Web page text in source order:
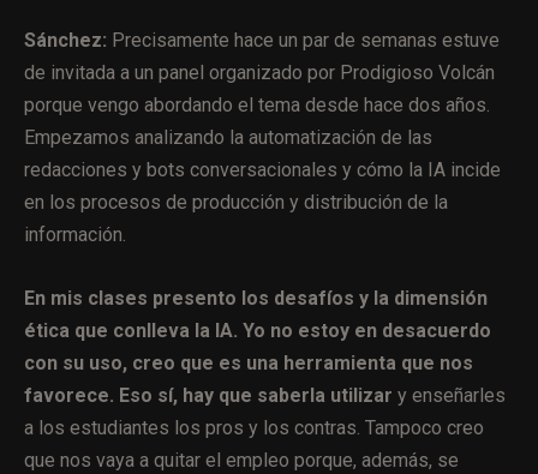
Sánchez: Precisamente hace un par de semanas estuve
de invitada a un panel organizado por Prodigioso Volcán
porque vengo abordando el tema desde hace dos años.
Empezamos analizando la automatización de las
redacciones y bots conversacionales y cómo la IA incide
en los procesos de producción y distribución de la
información.
En mis clases presento los desafíos y la dimensión
ética que conlleva la IA. Yo no estoy en desacuerdo
con su uso, creo que es una herramienta que nos
favorece. Eso sí, hay que saberla utilizar y enseñarles
a los estudiantes los pros y los contras. Tampoco creo
que nos vaya a quitar el empleo porque, además, se